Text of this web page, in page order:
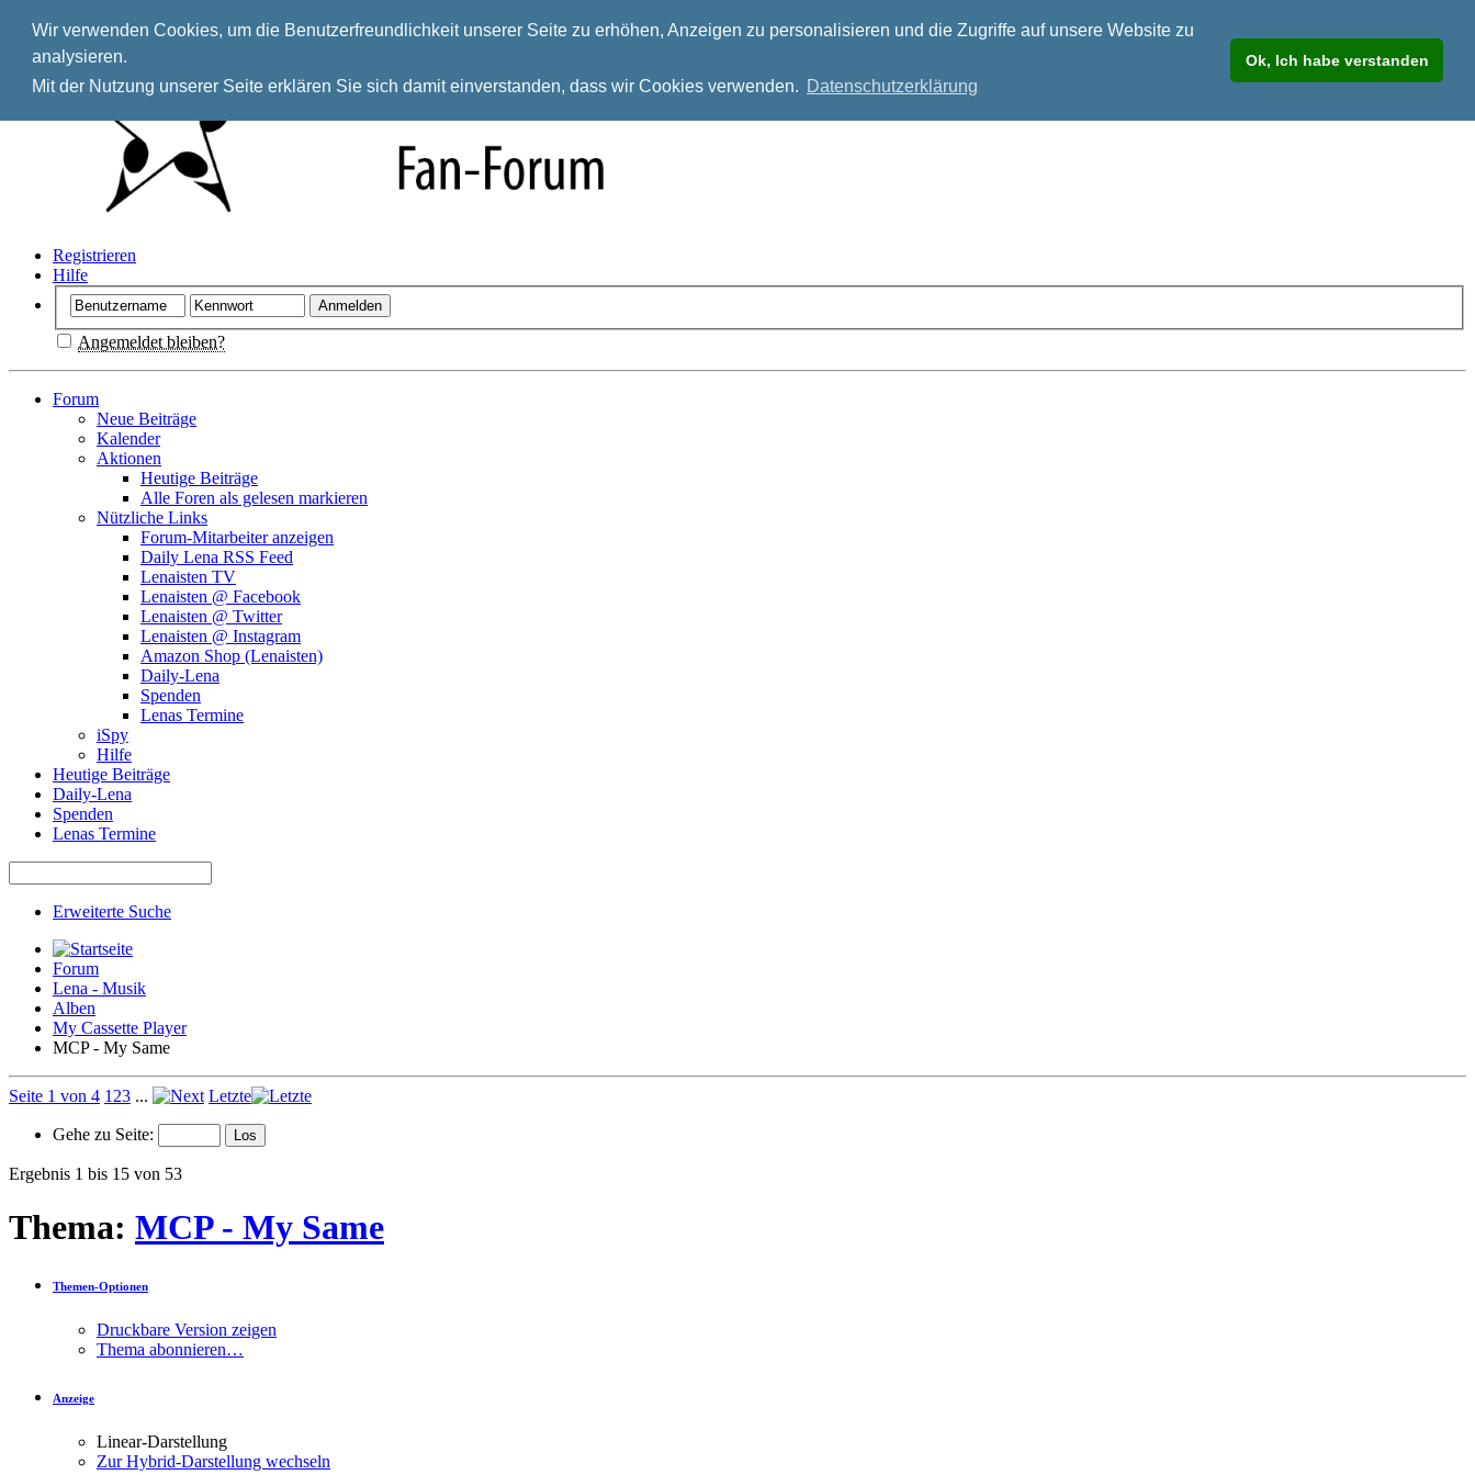
Wir verwenden Cookies, um die Benutzerfreundlichkeit unserer Seite zu erhöhen, Anzeigen zu personalisieren und die Zugriffe auf unsere Website zu
analysieren.
Mit der Nutzung unserer Seite erklären Sie sich damit einverstanden, dass wir Cookies verwenden. Datenschutzerklärung
Ok, Ich habe verstanden
Registrieren
Hilfe
Angemeldet bleiben?
Forum
Neue Beiträge
Kalender
Aktionen
Heutige Beiträge
Alle Foren als gelesen markieren
Nützliche Links
Forum-Mitarbeiter anzeigen
Daily Lena RSS Feed
Lenaisten TV
Lenaisten @ Facebook
Lenaisten @ Twitter
Lenaisten @ Instagram
Amazon Shop (Lenaisten)
Daily-Lena
Spenden
Lenas Termine
iSpy
Hilfe
Heutige Beiträge
Daily-Lena
Spenden
Lenas Termine
Erweiterte Suche
Forum
Lena - Musik
Alben
My Cassette Player
MCP - My Same
Seite 1 von 4 1 23 ... Letzte
Gehe zu Seite:
Ergebnis 1 bis 15 von 53
Thema: MCP - My Same
Themen-Optionen
Druckbare Version zeigen
Thema abonnieren…
Anzeige
Linear-Darstellung
Zur Hybrid-Darstellung wechseln